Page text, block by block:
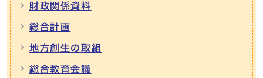
財政関係資料
総合計画
地方創生の取組
総合教育会議